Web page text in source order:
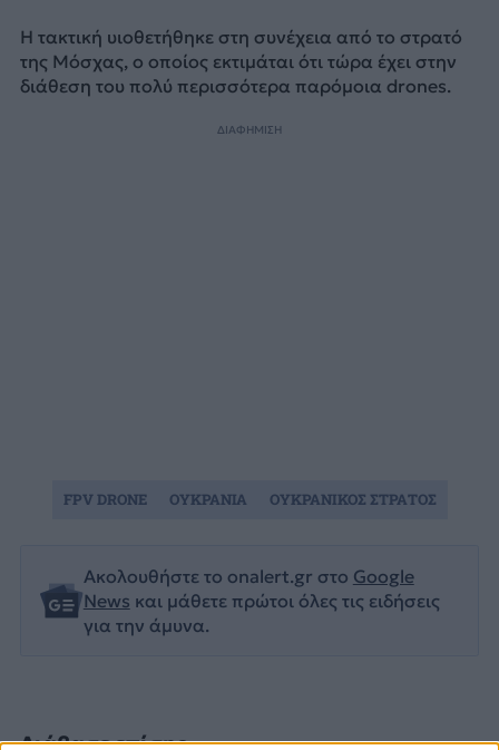
Διάβασε επίσης
Η τακτική υιοθετήθηκε στη συνέχεια από το στρατό
της Μόσχας, ο οποίος εκτιμάται ότι τώρα έχει στην
διάθεση του πολύ περισσότερα παρόμοια drones.
ΔΙΑΦΗΜΙΣΗ
Ακολουθήστε το onalert.gr στο Google
News και μάθετε πρώτοι όλες τις ειδήσεις
για την άμυνα.
FPV DRONE ΟΥΚΡΑΝΙΑ ΟΥΚΡΑΝΙΚΟΣ ΣΤΡΑΤΟΣ